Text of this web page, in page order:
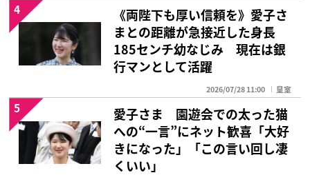
《両陛下も厚い信頼を》愛子さ
まとの距離が急接近した身長
185センチ幼なじみ 現在は銀
行マンとして活躍
2026/07/28 11:00 皇室
4
愛子さま 園遊会での太った猫
への“一言”にネット歓喜「大好
きになった」「この言い回し凄
くいい」
5